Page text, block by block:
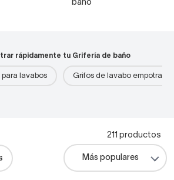
baño
rápidamente tu Grifería de baño
lavabos Grifos de lavabo
211 productos